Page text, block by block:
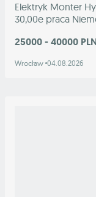
Elektryk Monter
30,00e praca
25000 - 40000
Wrocław 04.08.2026